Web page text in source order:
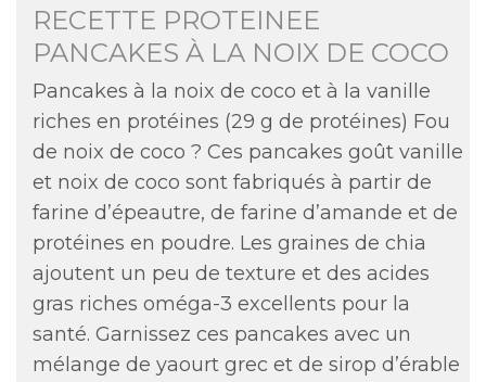
RECETTE PROTEINEE
PANCAKES À LA NOIX DE COCO
Pancakes à la noix de coco et à la vanille
riches en protéines (29 g de protéines) Fou
de noix de coco ? Ces pancakes goût vanille
et noix de coco sont fabriqués à partir de
farine d’épeautre, de farine d’amande et de
protéines en poudre. Les graines de chia
ajoutent un peu de texture et des acides
gras riches oméga-3 excellents pour la
santé. Garnissez ces pancakes avec un
mélange de yaourt grec et de sirop d’érable